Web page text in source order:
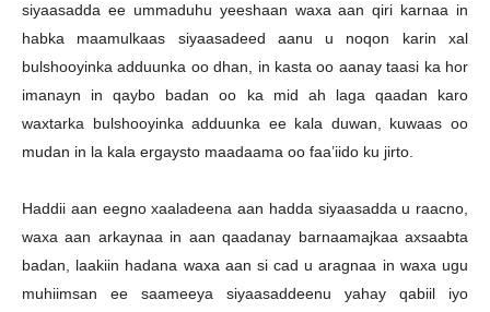
siyaasadda ee ummaduhu yeeshaan waxa aan qiri karnaa in
habka maamulkaas siyaasadeed aanu u noqon karin xal
bulshooyinka adduunka oo dhan, in kasta oo aanay taasi ka hor
imanayn in qaybo badan oo ka mid ah laga qaadan karo
waxtarka bulshooyinka adduunka ee kala duwan, kuwaas oo
mudan in la kala ergaysto maadaama oo faa’iido ku jirto.
Haddii aan eegno xaaladeena aan hadda siyaasadda u raacno,
waxa aan arkaynaa in aan qaadanay barnaamajkaa axsaabta
badan, laakiin hadana waxa aan si cad u aragnaa in waxa ugu
muhiimsan ee saameeya siyaasaddeenu yahay qabiil iyo